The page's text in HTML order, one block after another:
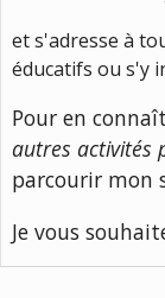
et s'adresse à
éducatifs ou s'y
Pour en
autres activités
parcourir mon
Je vous